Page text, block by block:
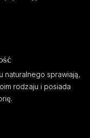
naturalnego sprawiają,
rodzaju i posiada